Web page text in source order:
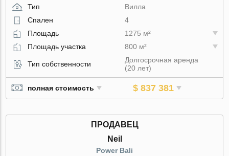
Тип
Вилла
Спален
4
Площадь
1275 м²
Площадь участка
800 м²
Тип собственности
Долгосрочная аренда
(20 лет)
полная стоимость $ 837 381
ПРОДАВЕЦ
Neil
Power Bali